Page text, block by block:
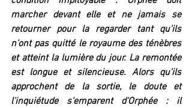
marcher devant elle et ne jamais se
retourner pour la regarder tant qu'ils
n'ont pas quitté le royaume des ténèbres
et atteint la lumière du jour. La remontée
est longue et silencieuse. Alors qu'ils
approchent de la sortie, le doute et
l'inquiétude s'emparent d'Orphée : il